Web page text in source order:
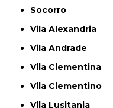
Socorro
Vila Alexandria
Vila Andrade
Vila Clementina
Vila Clementino
Vila Lusitania